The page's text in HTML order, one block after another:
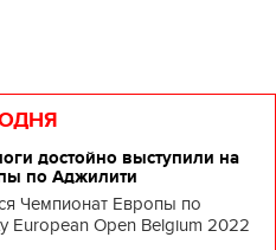
достойно выступили на
по Аджилити
Чемпионат Европы по
European Open Belgium 2022